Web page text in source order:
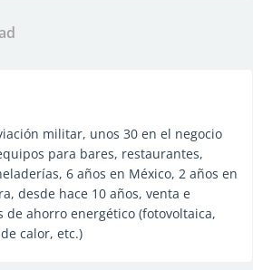
militar, unos 30 en el negocio
para bares, restaurantes,
6 años en México, 2 años en
desde hace 10 años, venta e
de ahorro energético (fotovoltaica,
calor, etc.)